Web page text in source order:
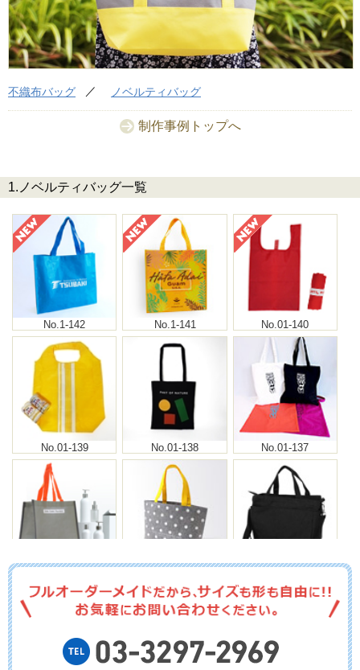
不織布バッグ ノベルティバッグ
制作事例トップへ
1.ノベルティバッグ一覧
No.1-142 No.1-141 No.01-140
No.01-139 No.01-138 No.01-137
No.01-136 No.01-135 No.01-134